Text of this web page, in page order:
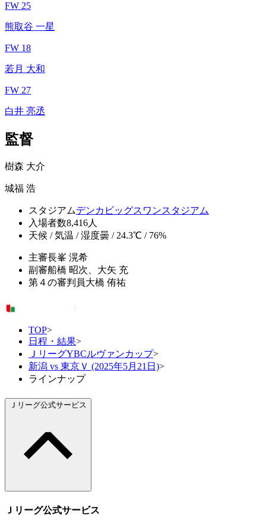
FW 25
熊取谷 一星
FW 18
若月 大和
FW 27
白井 亮丞
監督
樹森 大介
城福 浩
スタジアムデンカビッグスワンスタジアム
入場者数8,416人
天候 / 気温 / 湿度曇 / 24.3℃ / 76%
主審長峯 滉希
副審船橋 昭次、大矢 充
第４の審判員大橋 侑祐
TOP>
日程・結果>
ＪリーグYBCルヴァンカップ>
新潟 vs 東京Ｖ (2025年5月21日)>
ラインナップ
Ｊリーグ公式サービス
Ｊリーグ公式サービス